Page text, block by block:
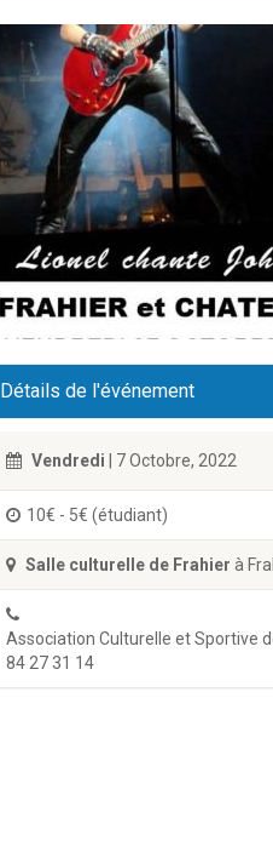
Détails de l'événement
Vendredi | 7 Octobre, 2022
10€ - 5€ (étudiant)
Salle culturelle de Frahier à
Association Culturelle et Sportive
84 27 31 14